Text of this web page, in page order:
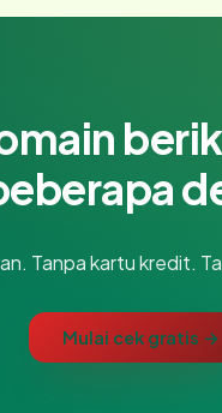
Tanpa kartu kredit.
Mulai cek gratis →